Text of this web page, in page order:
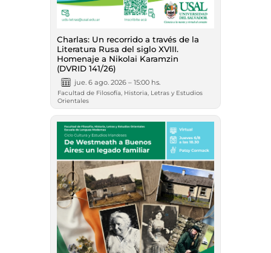
Charlas: Un recorrido a través de la
Literatura Rusa del siglo XVIII.
Homenaje a Nikolai Karamzin
(DVRID 141/26)
jue. 6 ago. 2026 – 15:00 hs.
Facultad de Filosofía, Historia, Letras y Estudios
Orientales